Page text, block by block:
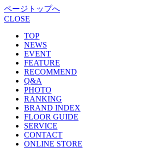
ページトップへ
CLOSE
TOP
NEWS
EVENT
FEATURE
RECOMMEND
Q&A
PHOTO
RANKING
BRAND INDEX
FLOOR GUIDE
SERVICE
CONTACT
ONLINE STORE